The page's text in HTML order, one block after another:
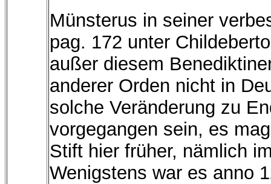
Münsterus in seiner
pag. 172 unter
außer diesem
anderer Orden nicht in
solche Veränderung zu
vorgegangen sein, es
Stift hier früher, nämlich
Wenigstens war es anno